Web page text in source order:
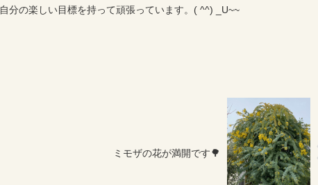
自分の楽しい目標を持って頑張っています。( ^^) _U~~
ミモザの花が満開です🌳